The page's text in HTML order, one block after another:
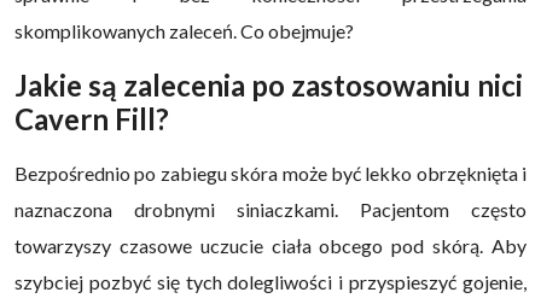
skomplikowanych zaleceń. Co obejmuje?
Jakie są zalecenia po zastosowaniu nici
Cavern Fill?
Bezpośrednio po zabiegu skóra może być lekko obrzęknięta i
naznaczona drobnymi siniaczkami. Pacjentom często
towarzyszy czasowe uczucie ciała obcego pod skórą. Aby
szybciej pozbyć się tych dolegliwości i przyspieszyć gojenie,